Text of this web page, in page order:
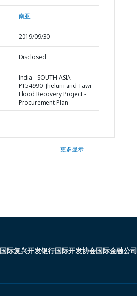
南亚,
2019/09/30
Disclosed
India - SOUTH ASIA-
P154990- Jhelum and Tawi
Flood Recovery Project -
Procurement Plan
更多显示
国际复兴开发银行国际开发协会国际金融公司